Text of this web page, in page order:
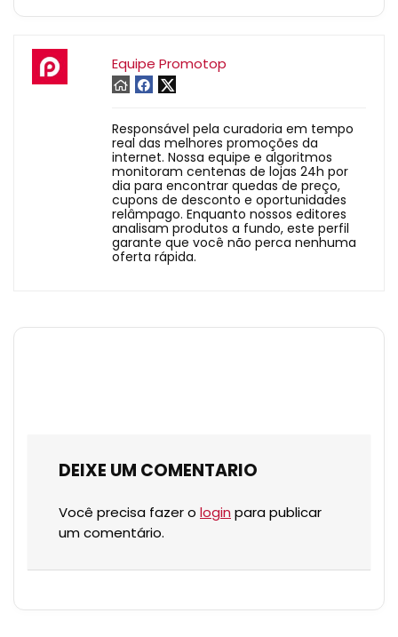
Equipe Promotop
Responsável pela curadoria em tempo
real das melhores promoções da
internet. Nossa equipe e algoritmos
monitoram centenas de lojas 24h por
dia para encontrar quedas de preço,
cupons de desconto e oportunidades
relâmpago. Enquanto nossos editores
analisam produtos a fundo, este perfil
garante que você não perca nenhuma
oferta rápida.
DEIXE UM COMENTARIO
Você precisa fazer o login para publicar
um comentário.